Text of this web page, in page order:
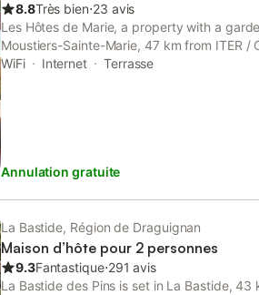
8.8Très bien⋅23 avis
Les Hôtes de Marie, a property with a
Moustiers-Sainte-Marie, 47 km from ITER /
Course, as well as 50 km from Golf du
WiFi Internet Terrasse
Annulation gratuite
La Bastide, Région de Draguignan
Maison d’hôte pour 2 personnes
9.3Fantastique⋅291 avis
La Bastide des Pins is set in La Bastide,